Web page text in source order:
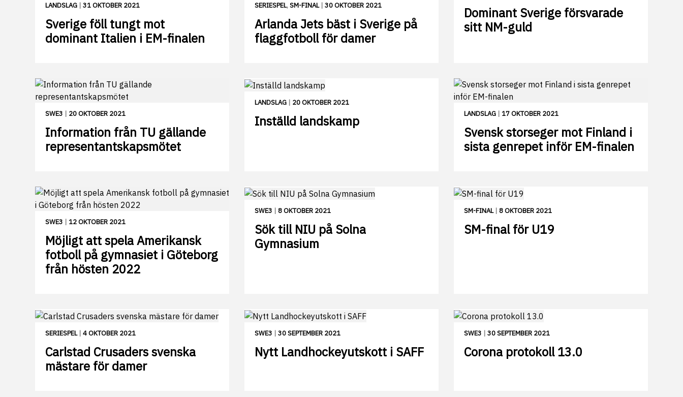
LANDSLAG | 31 OKTOBER 2021
Sverige föll tungt mot
dominant Italien i EM-finalen
SERIESPEL,SM-FINAL| 30 OKTOBER 2021
Arlanda Jets bäst i Sverige på
flaggfotboll för damer
Dominant Sverige försvarade
sitt NM-guld
SWE3 | 20 OKTOBER 2021
Information från TU gällande
representantskapsmötet
LANDSLAG | 20 OKTOBER 2021
Inställd landskamp LANDSLAG | 17 OKTOBER 2021
Svensk storseger mot Finland i
sista genrepet inför EM-finalen
SWE3 | 12 OKTOBER 2021
Möjligt att spela Amerikansk
fotboll på gymnasiet i Göteborg
från hösten 2022
SWE3 | 8 OKTOBER 2021
Sök till NIU på Solna
Gymnasium
SM-FINAL| 8 OKTOBER 2021
SM-final för U19
SERIESPEL| 4 OKTOBER 2021
Carlstad Crusaders svenska
mästare för damer
SWE3 | 30 SEPTEMBER 2021
Nytt Landhockeyutskott i SAFF
SWE3 | 30 SEPTEMBER 2021
Corona protokoll 13.0